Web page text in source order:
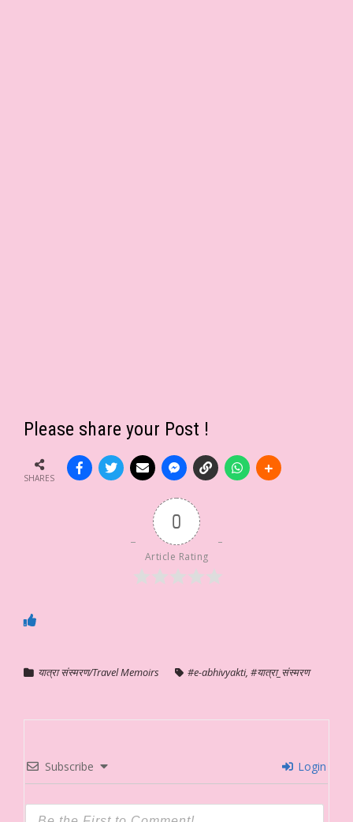
Please share your Post !
SHARES
0
Article Rating
यात्रा संस्मरण/Travel Memoirs #e-abhivyakti, #यात्रा_संस्मरण
Subscribe Login